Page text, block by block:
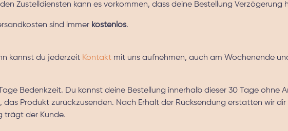
Zustelldiensten kann es vorkommen, dass deine Bestellung
sind immer kostenlos.
kannst du jederzeit Kontakt mit uns aufnehmen, auch am Wochenende
Bedenkzeit. Du kannst deine Bestellung innerhalb dieser 30 Tage ohne
das Produkt zurückzusenden. Nach Erhalt der Rücksendung erstatten wir
trägt der Kunde.